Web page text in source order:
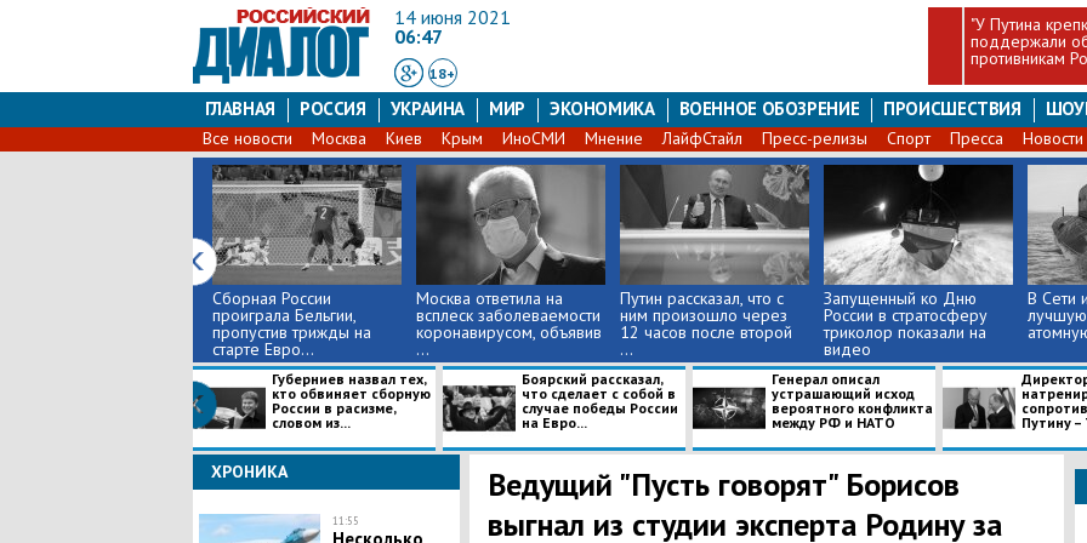
14 июня 2021
06:47
18+
"У Путина
поддержали
противникам
ГЛАВНАЯ РОССИЯ УКРАИНА МИР ЭКОНОМИКА ВОЕННОЕ ОБОЗРЕНИЕ ПРОИСШЕСТВИЯ
Все новости Москва Киев Крым ИноСМИ Мнение ЛайфСтайл Пресс-релизы Спорт Пресса
Сборная России
проиграла Бельгии,
пропустив трижды на
старте Евро...
Москва ответила на
всплеск заболеваемости
коронавирусом, объявив
...
Путин рассказал, что с
ним произошло через
12 часов после второй
...
Запущенный ко Дню
России в стратосферу
триколор показали на
видео
В Сети
лучшую
Губерниев назвал тех,
кто обвиняет сборную
России в расизме,
словом из...
Боярский рассказал,
что сделает с собой в
случае победы России
на Евро...
Генерал описал
устрашающий исход
вероятного конфликта
между РФ и НАТО
Путину –
ХРОНИКА
11:55
Ведущий "Пусть говорят" Борисов
выгнал из студии эксперта Родину за